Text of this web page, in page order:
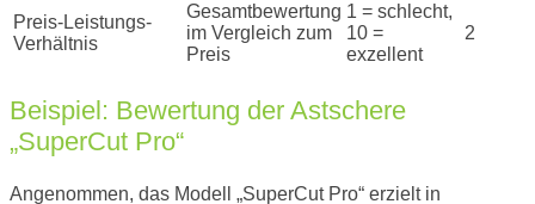
Preis-Leistungs-
Verhältnis
Gesamtbewertung
im Vergleich zum
Preis
1 = schlecht,
10 =
exzellent
2
Beispiel: Bewertung der Astschere
„SuperCut Pro“
Angenommen, das Modell „SuperCut Pro“ erzielt in